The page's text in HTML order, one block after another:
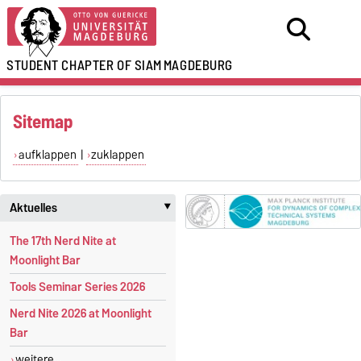
STUDENT CHAPTER OF SIAMMAGDEBURG
Sitemap
aufklappen | zuklappen
Aktuelles ‣
The 17th Nerd Nite at
Moonlight Bar
Tools Seminar Series 2026
Nerd Nite 2026 at Moonlight
Bar